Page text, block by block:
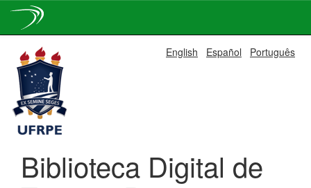
navigation
English Español Português
Biblioteca Digital de